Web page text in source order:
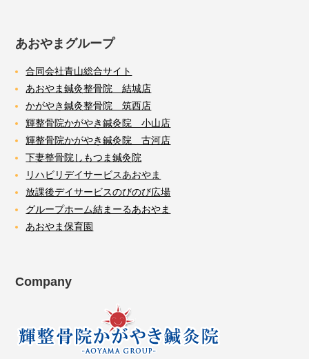
あおやまグループ
合同会社青山総合サイト
あおやま鍼灸整骨院 結城店
かがやき鍼灸整骨院 筑西店
輝整骨院かがやき鍼灸院 小山店
輝整骨院かがやき鍼灸院 古河店
下妻整骨院しもつま鍼灸院
リハビリデイサービスあおやま
放課後デイサービスのびのび広場
グループホーム結まーるあおやま
あおやま保育園
Company